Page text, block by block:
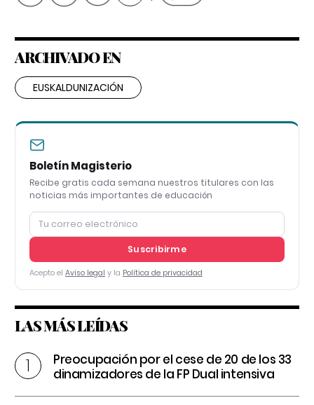
ARCHIVADO EN
EUSKALDUNIZACIÓN
Boletín Magisterio
Recibe gratis cada semana nuestros titulares con las
noticias más importantes de educación
Suscribirme
Acepto el Aviso legal y la Política de privacidad
LAS MÁS LEÍDAS
Preocupación por el cese de 20 de los 33
dinamizadores de la FP Dual intensiva